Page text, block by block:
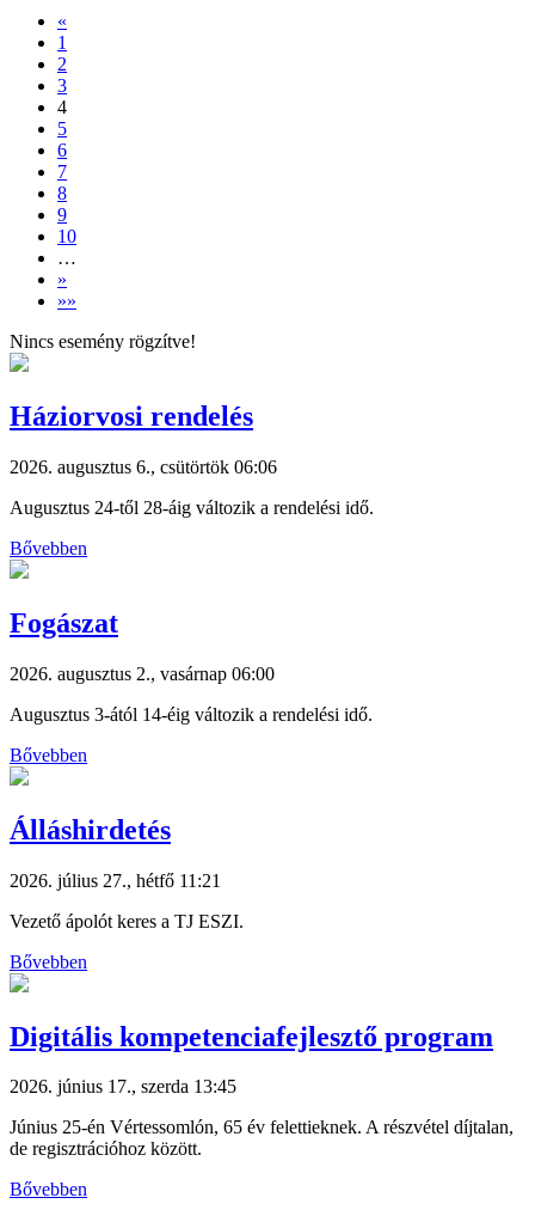
«
1
2
3
4
5
6
7
8
9
10
…
»
»»
Nincs esemény rögzítve!
Háziorvosi rendelés
2026. augusztus 6., csütörtök 06:06
Augusztus 24-től 28-áig változik a rendelési idő.
Bővebben
Fogászat
2026. augusztus 2., vasárnap 06:00
Augusztus 3-ától 14-éig változik a rendelési idő.
Bővebben
Álláshirdetés
2026. július 27., hétfő 11:21
Vezető ápolót keres a TJ ESZI.
Bővebben
Digitális kompetenciafejlesztő program
2026. június 17., szerda 13:45
Június 25-én Vértessomlón, 65 év felettieknek. A részvétel díjtalan,
de regisztrációhoz között.
Bővebben